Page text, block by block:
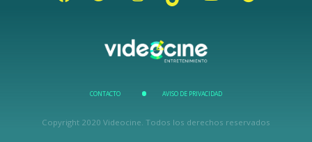
CONTACTO AVISO DE PRIVACIDAD
Copyright 2020 Videocine. Todos los derechos reservados